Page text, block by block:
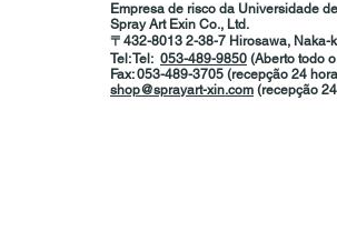
Empresa de risco da Universidade
Spray Art Exin Co., Ltd.
〒432-8013 2-38-7 Hirosawa, Naka-
Tel: Tel: 053-489-9850 (Aberto todo
Fax: 053-489-3705 (recepção 24
shop@sprayart-xin.com (recepção